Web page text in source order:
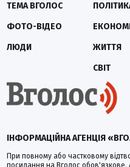
ІНФОРМАЦІЙНА АГЕНЦІЯ
При повному або частковому
ТЕМА ВГОЛОС
ФОТО-ВІДЕО
ЛЮДИ
ЖИТТЯ
СВІТ